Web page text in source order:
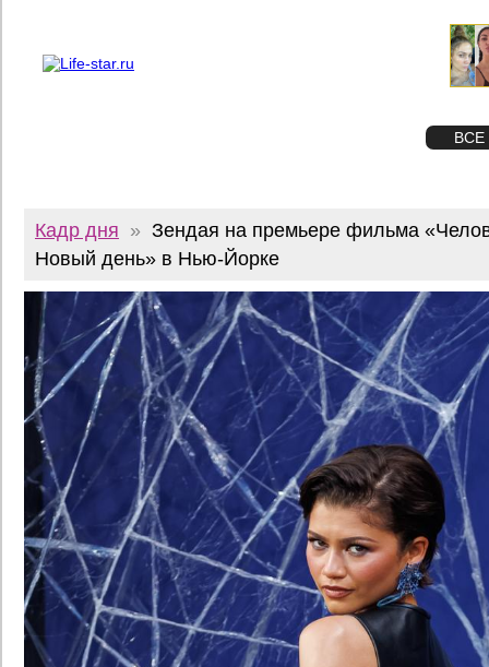
ВСЕ
Кадр дня » Зендая на премьере фильма
Новый день» в Нью-Йорке